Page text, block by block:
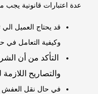
عدة اعتبارات قانونية يجب
قد يحتاج العميل الي
وكيفية التعامل في حال
التأكد من أن
والتصاريح اللازمة
في حال نقل العفش من